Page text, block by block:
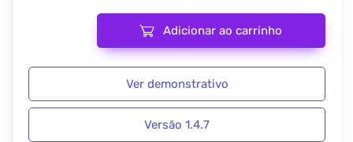
Xpro Elementor Addons Pro 1.4.7 quantidade
Adicionar ao carrinho
Ver demonstrativo
Versão 1.4.7